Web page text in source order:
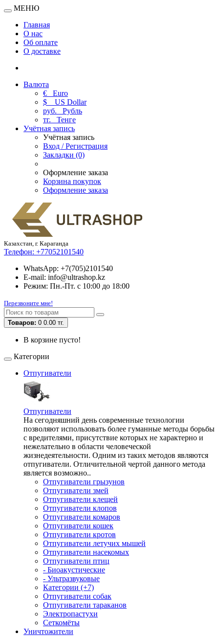
МЕНЮ
Главная
О нас
Об оплате
О доставке
Валюта
€ Euro
$
US Dollar
руб. Рубль
тг. Тенге
Учётная запись
Учётная запись
Вход / Регистрация
Закладки (0)
Оформление заказа
Корзина покупок
Оформление заказа
Казахстан, г. Караганда
Телефон: +77052101540
WhatsApp: +7(705)2101540
E-mail: info@ultrashop.kz
Режим: Пн.-Пт. с 10:00 до 18:00
Перезвоните мне!
Товаров: 0 0.00 тг.
В корзине пусто!
Категории
Отпугиватели
Отпугиватели
На сегодняшний день современные технологии
позволяют использовать более гуманные методы борьбы
с вредителями, присутствие которых не характерно и
нежелательно в области человеческой
жизнедеятельности. Одним из таких методов являются
отпугиватели. Отличительной чертой данного метода
является возможно..
Отпугиватели грызунов
Отпугиватели змей
Отпугиватели клещей
Отпугиватели клопов
Отпугиватели комаров
Отпугиватели кошек
Отпугиватели кротов
Отпугиватели летучих мышей
Отпугиватели насекомых
Отпугиватели птиц
- Биоакустические
- Ультразвуковые
Категории (+7)
Отпугиватели собак
Отпугиватели тараканов
Электропастухи
Сеткомёты
Уничтожители